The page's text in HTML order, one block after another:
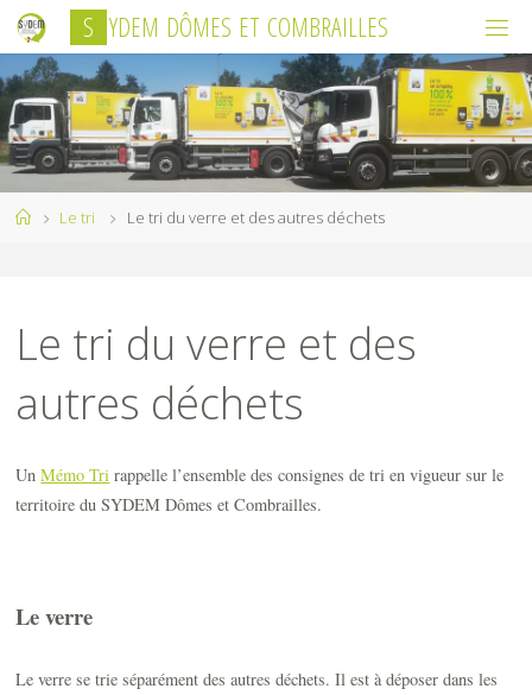
Skip
content
S YDEM DÔMES ET COMBRAIL L ES
HomeLe tri Le tri du verre et des autres déchets
Le tri du verre et des
autres déchets
UnMémo Tri rappelle l’ensemble des consignes de tri en vigueur sur le
territoire du SYDEM Dômes et Combrailles.
Le verre
Le verre se trie séparément des autres déchets. Il est à déposer dans les